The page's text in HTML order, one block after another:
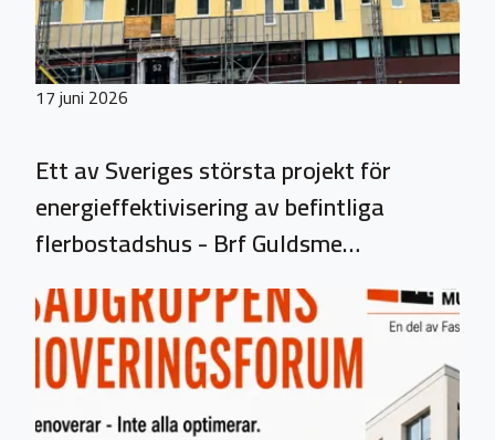
17 juni 2026
Ett av Sveriges största projekt för
energieffektivisering av befintliga
flerbostadshus - Brf Guldsme…